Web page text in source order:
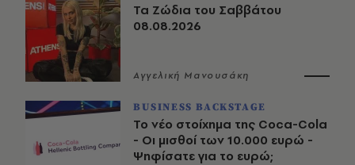
Τα Ζώδια του Σαββάτου
08.08.2026
Αγγελική Μανουσάκη
BUSINESS BACKSTAGE
Το νέο στοίχημα της Coca-Cola
- Οι μισθοί των 10.000 ευρώ -
Ψηφίσατε για το ευρώ;